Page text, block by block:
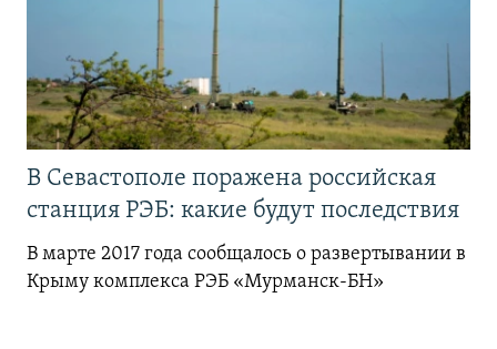
В Севастополе поражена российская
станция РЭБ: какие будут последствия
В марте 2017 года сообщалось о развертывании в
Крыму комплекса РЭБ «Мурманск-БН»